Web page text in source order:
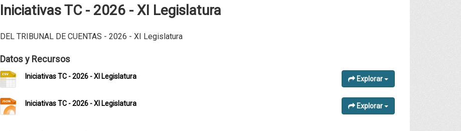
Iniciativas TC - 2026 - XI Legislatura
DEL TRIBUNAL DE CUENTAS - 2026 - XI Legislatura
Datos y Recursos
Iniciativas TC - 2026 - XI Legislatura Explorar
Iniciativas TC - 2026 - XI Legislatura Explorar